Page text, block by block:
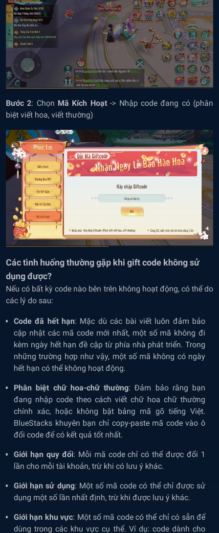
Bước 2: Chọn Mã Kích Hoạt-> Nhập code đang có (phân
biệt viết hoa, viết thường)
Các tình huống thường gặp khi gift code không sử
dụng được?
Nếu có bất kỳ code nào bên trên không hoạt động, có thể do
các lý do sau:
Code đã hết hạn: Mặc dù các bài viết luôn đảm bảo
cập nhật các mã code mới nhất, một số mã không đi
kèm ngày hết hạn đề cập từ phía nhà phát triển. Trong
những trường hợp như vậy, một số mã không có ngày
hết hạn có thể không hoạt động.
Phân biệt chữ hoa-chữ thường: Đảm bảo rằng bạn
đang nhập code theo cách viết chữ hoa chữ thường
chính xác, hoặc không bật bảng mã gõ tiếng Việt.
BlueStacks khuyên bạn chỉ copy-paste mã code vào ô
đổi code để có kết quả tốt nhất.
Giới hạn quy đổi: Mỗi mã code chỉ có thể được đổi 1
lần cho mỗi tài khoản, trừ khi có lưu ý khác.
Giới hạn sử dụng: Một số mã code có thể chỉ được sử
dụng một số lần nhất định, trừ khi được lưu ý khác.
Giới hạn khu vực: Một số mã code có thể chỉ có sẵn để
dùng trong các khu vực cụ thể. Ví dụ: code dành cho